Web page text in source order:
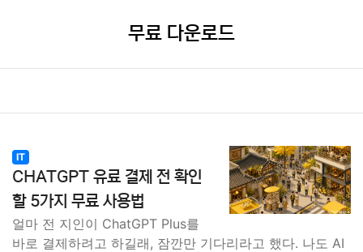
무료 다운로드
IT
CHATGPT 유료 결제 전 확인
할 5가지 무료 사용법
얼마 전 지인이 ChatGPT Plus를
바로 결제하려고 하길래, 잠깐만 기다리라고 했다. 나도 AI